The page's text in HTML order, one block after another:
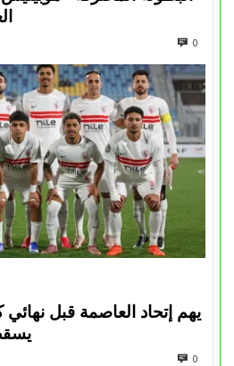
0
يهم إتحاد العاصمة قبل
0